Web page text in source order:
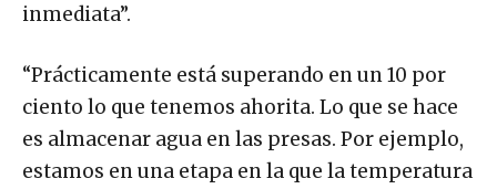
inmediata”.
“Prácticamente está superando en un 10 por
ciento lo que tenemos ahorita. Lo que se hace
es almacenar agua en las presas. Por ejemplo,
estamos en una etapa en la que la temperatura